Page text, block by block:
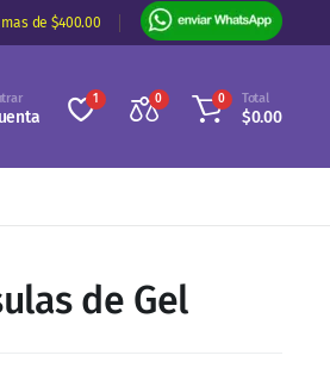
de $400.00
1 0 0 Total
$0.00
de Gel